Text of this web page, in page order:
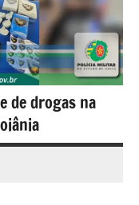
de drogas na